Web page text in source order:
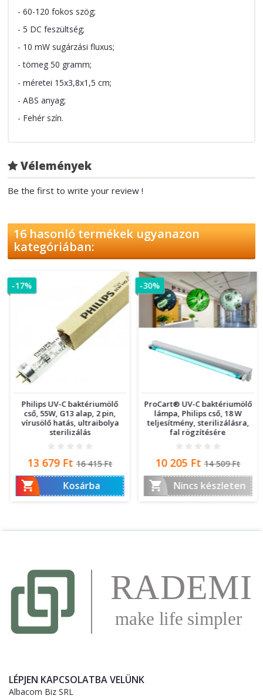
- 60-120 fokos szög;
- 5 DC feszültség;
- 10 mW sugárzási fluxus;
- tömeg 50 gramm;
- méretei 15x3,8x1,5 cm;
- ABS anyag;
- Fehér szín.
Vélemények
Be the first to write your review !
16 hasonló termékek ugyanazon
kategóriában:
Philips UV-C baktériumölő
cső, 55W, G13 alap, 2 pin,
vírusölő hatás, ultraibolya
sterilizálás
Ár
13 679 Ft Normál
ár
16 415 Ft
 Kosárba
-17%
ProCart® UV-C baktériumölő
lámpa, Philips cső, 18 W
teljesítmény, sterilizálásra,
fal rögzítésére
Ár
10 205 Ft Normál
ár
14 509 Ft
 Nincs készleten
-30%
LÉPJEN KAPCSOLATBA VELÜNK
Albacom Biz SRL